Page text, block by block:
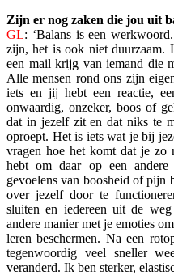
Zijn er nog zaken die jou uit
GL: ‘Balans is een
zijn, het is ook niet duurzaam.
een mail krijg van iemand die
Alle mensen rond ons zijn
iets en jij hebt een reactie,
onwaardig, onzeker, boos of
dat in jezelf zit en dat niks te
oproept. Het is iets wat je bij
vragen hoe het komt dat je zo
hebt om daar op een
gevoelens van boosheid of pijn
over jezelf door te
sluiten en iedereen uit de
andere manier met je emoties
leren beschermen. Na een
tegenwoordig veel sneller
veranderd. Ik ben sterker,